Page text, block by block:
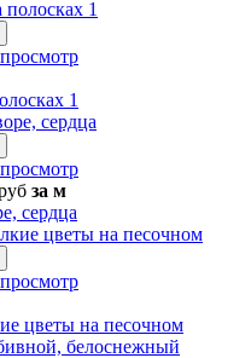
1
за м
сердца
цветы на песочном